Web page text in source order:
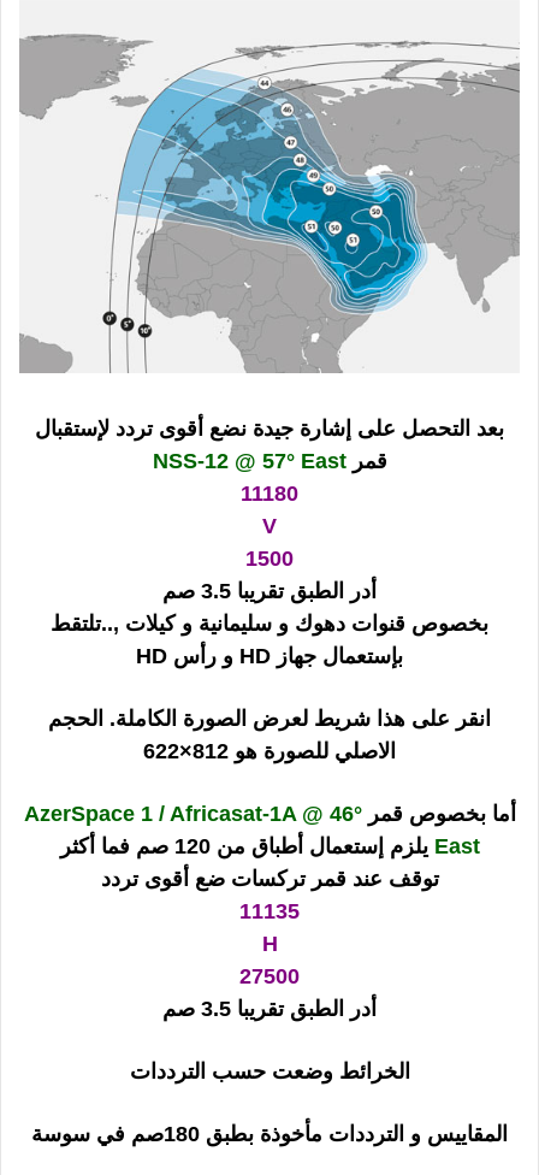
بعد التحصل على إشارة جيدة نضع أقوى تردد لإستقبال
قمرNSS-12 @ 57° East
11180
V
1500
أدر الطبق تقريبا 3.5 صم
بخصوص قنوات دهوك و سليمانية و كيلات ,..تلتقط
بإستعمال جهاز HD و رأس HD
انقر على هذا شريط لعرض الصورة الكاملة. الحجم
الاصلي للصورة هو 812×622
أما بخصوص قمرAzerSpace 1 / Africasat-1A @ 46°
East يلزم إستعمال أطباق من 120 صم فما أكثر
توقف عند قمر تركسات ضع أقوى تردد
11135
H
27500
أدر الطبق تقريبا 3.5 صم
الخرائط وضعت حسب الترددات
المقاييس و الترددات مأخوذة بطبق 180صم في سوسة